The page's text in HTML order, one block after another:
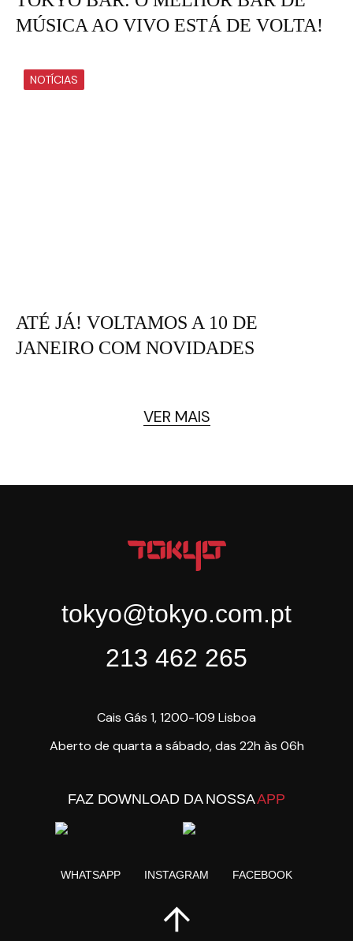
MÚSICA AO VIVO ESTÁ DE VOLTA!
ATÉ JÁ! VOLTAMOS A 10 DE
JANEIRO COM NOVIDADES
NOTÍCIAS
VER MAIS
tokyo@tokyo.com.pt
213 462 265
Cais Gás 1, 1200-109 Lisboa
Aberto de quarta a sábado, das 22h às 06h
FAZ DOWNLOAD DA NOSSAAPP
WHATSAPP INSTAGRAM FACEBOOK